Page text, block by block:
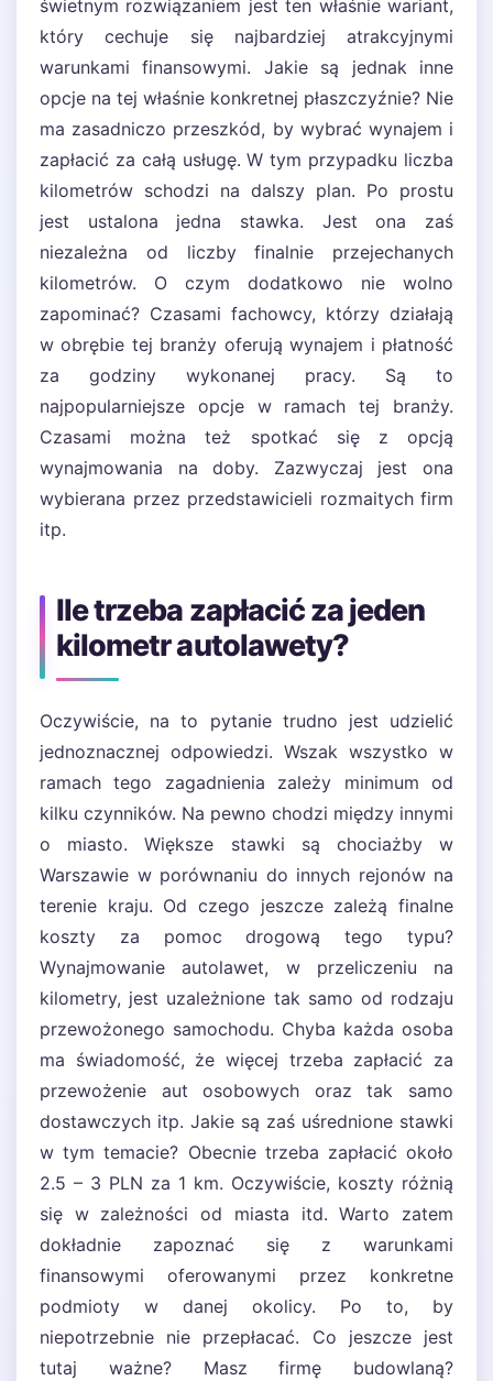
świetnym rozwiązaniem jest ten właśnie wariant,
który cechuje się najbardziej atrakcyjnymi
warunkami finansowymi. Jakie są jednak inne
opcje na tej właśnie konkretnej płaszczyźnie? Nie
ma zasadniczo przeszkód, by wybrać wynajem i
zapłacić za całą usługę. W tym przypadku liczba
kilometrów schodzi na dalszy plan. Po prostu
jest ustalona jedna stawka. Jest ona zaś
niezależna od liczby finalnie przejechanych
kilometrów. O czym dodatkowo nie wolno
zapominać? Czasami fachowcy, którzy działają
w obrębie tej branży oferują wynajem i płatność
za godziny wykonanej pracy. Są to
najpopularniejsze opcje w ramach tej branży.
Czasami można też spotkać się z opcją
wynajmowania na doby. Zazwyczaj jest ona
wybierana przez przedstawicieli rozmaitych firm
itp.
Ile trzeba zapłacić za jeden
kilometr autolawety?
Oczywiście, na to pytanie trudno jest udzielić
jednoznacznej odpowiedzi. Wszak wszystko w
ramach tego zagadnienia zależy minimum od
kilku czynników. Na pewno chodzi między innymi
o miasto. Większe stawki są chociażby w
Warszawie w porównaniu do innych rejonów na
terenie kraju. Od czego jeszcze zależą finalne
koszty za pomoc drogową tego typu?
Wynajmowanie autolawet, w przeliczeniu na
kilometry, jest uzależnione tak samo od rodzaju
przewożonego samochodu. Chyba każda osoba
ma świadomość, że więcej trzeba zapłacić za
przewożenie aut osobowych oraz tak samo
dostawczych itp. Jakie są zaś uśrednione stawki
w tym temacie? Obecnie trzeba zapłacić około
2.5 – 3 PLN za 1 km. Oczywiście, koszty różnią
się w zależności od miasta itd. Warto zatem
dokładnie zapoznać się z warunkami
finansowymi oferowanymi przez konkretne
podmioty w danej okolicy. Po to, by
niepotrzebnie nie przepłacać. Co jeszcze jest
tutaj ważne? Masz firmę budowlaną?